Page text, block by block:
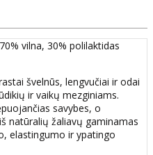
70% vilna, 30% polilaktidas
švelnūs, lengvučiai ir odai
ir vaikų mezginiams.
savybes, o
natūralių žaliavų gaminamas
elastingumo ir ypatingo